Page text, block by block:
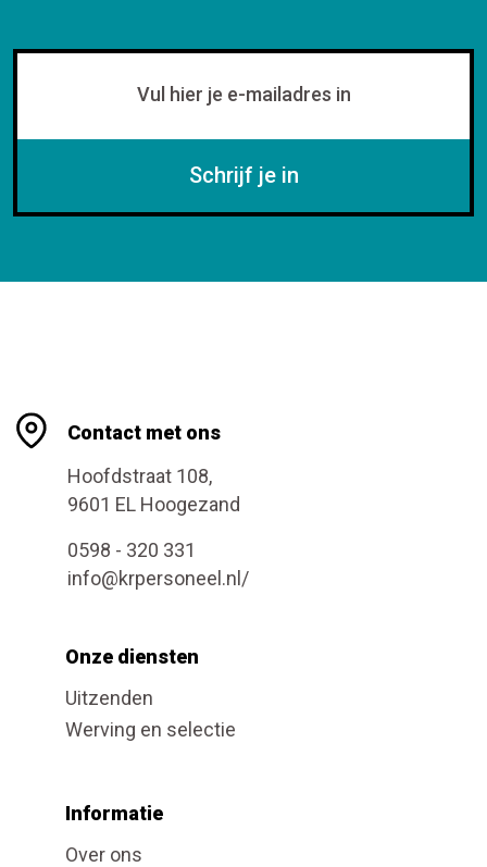
Schrijf je in
Contact met ons
Hoofdstraat 108,
9601 EL Hoogezand
0598 - 320 331
info@krpersoneel.nl/
Onze diensten
Uitzenden
Werving en selectie
Informatie
Over ons